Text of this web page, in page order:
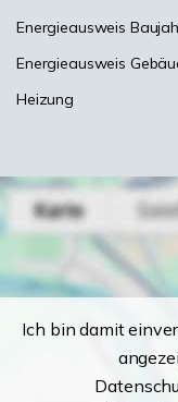
Energieausweis
Energieausweis
Heizung
Ich bin damit